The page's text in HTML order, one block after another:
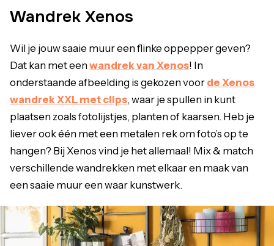
Wandrek Xenos
Wil je jouw saaie muur een flinke oppepper geven?
Dat kan met eenwandrek van Xenos! In
onderstaande afbeelding is gekozen voor de Xenos
wandrek XXL met clips, waar je spullen in kunt
plaatsen zoals fotolijstjes, planten of kaarsen. Heb je
liever ook één met een metalen rek om foto’s op te
hangen? Bij Xenos vind je het allemaal! Mix & match
verschillende wandrekken met elkaar en maak van
een saaie muur een waar kunstwerk.